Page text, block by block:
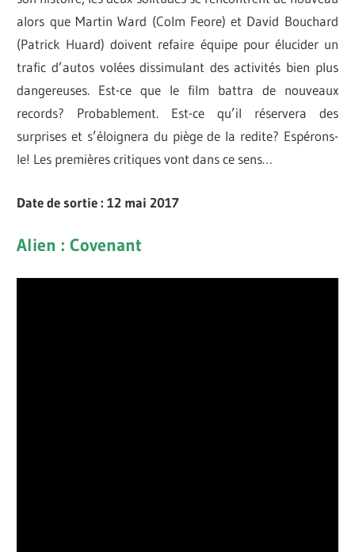
alors que Martin Ward (Colm Feore) et David Bouchard
(Patrick Huard) doivent refaire équipe pour élucider un
trafic d’autos volées dissimulant des activités bien plus
dangereuses. Est-ce que le film battra de nouveaux
records? Probablement. Est-ce qu’il réservera des
surprises et s’éloignera du piège de la redite? Espérons-
le! Les premières critiques vont dans ce sens…
Date de sortie : 12 mai 2017
Alien : Covenant